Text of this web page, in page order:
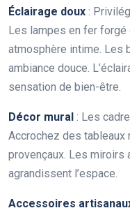
Éclairage doux :
Les lampes en fer forgé
atmosphère intime. Les
ambiance douce.
sensation de bien-être.
Décor mural : Les
Accrochez des
provençaux. Les miroirs
agrandissent l’espace.
Accessoires